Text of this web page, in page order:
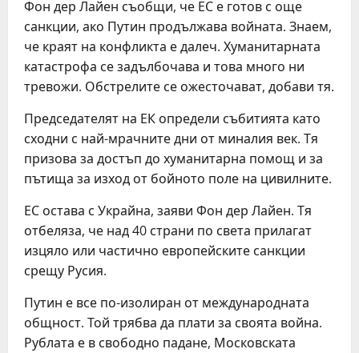
Фон дер Лайен съобщи, че ЕС е готов с още
санкции, ако Путин продължава войната. Знаем,
че краят на конфликта е далеч. Хуманитарната
катастрофа се задълбочава и това много ни
тревожи. Обстрелите се ожесточават, добави тя.
Председателят на ЕК определи събитията като
сходни с най-мрачните дни от миналия век. Тя
призова за достъп до хуманитарна помощ и за
пътища за изход от бойното поле на цивилните.
ЕС остава с Украйна, заяви Фон дер Лайен. Тя
отбеляза, че над 40 страни по света прилагат
изцяло или частично европейските санкции
срещу Русия.
Путин е все по-изолиран от международната
общност. Той трябва да плати за своята война.
Рублата е в свободно падане, Московската